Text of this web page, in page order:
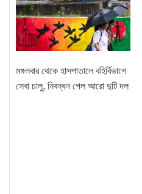
মঙ্গলবার থেকে হাসপাতালে বহির্বিভাগে
সেবা চালু, নিবন্ধন পেল আরো দুটি দল